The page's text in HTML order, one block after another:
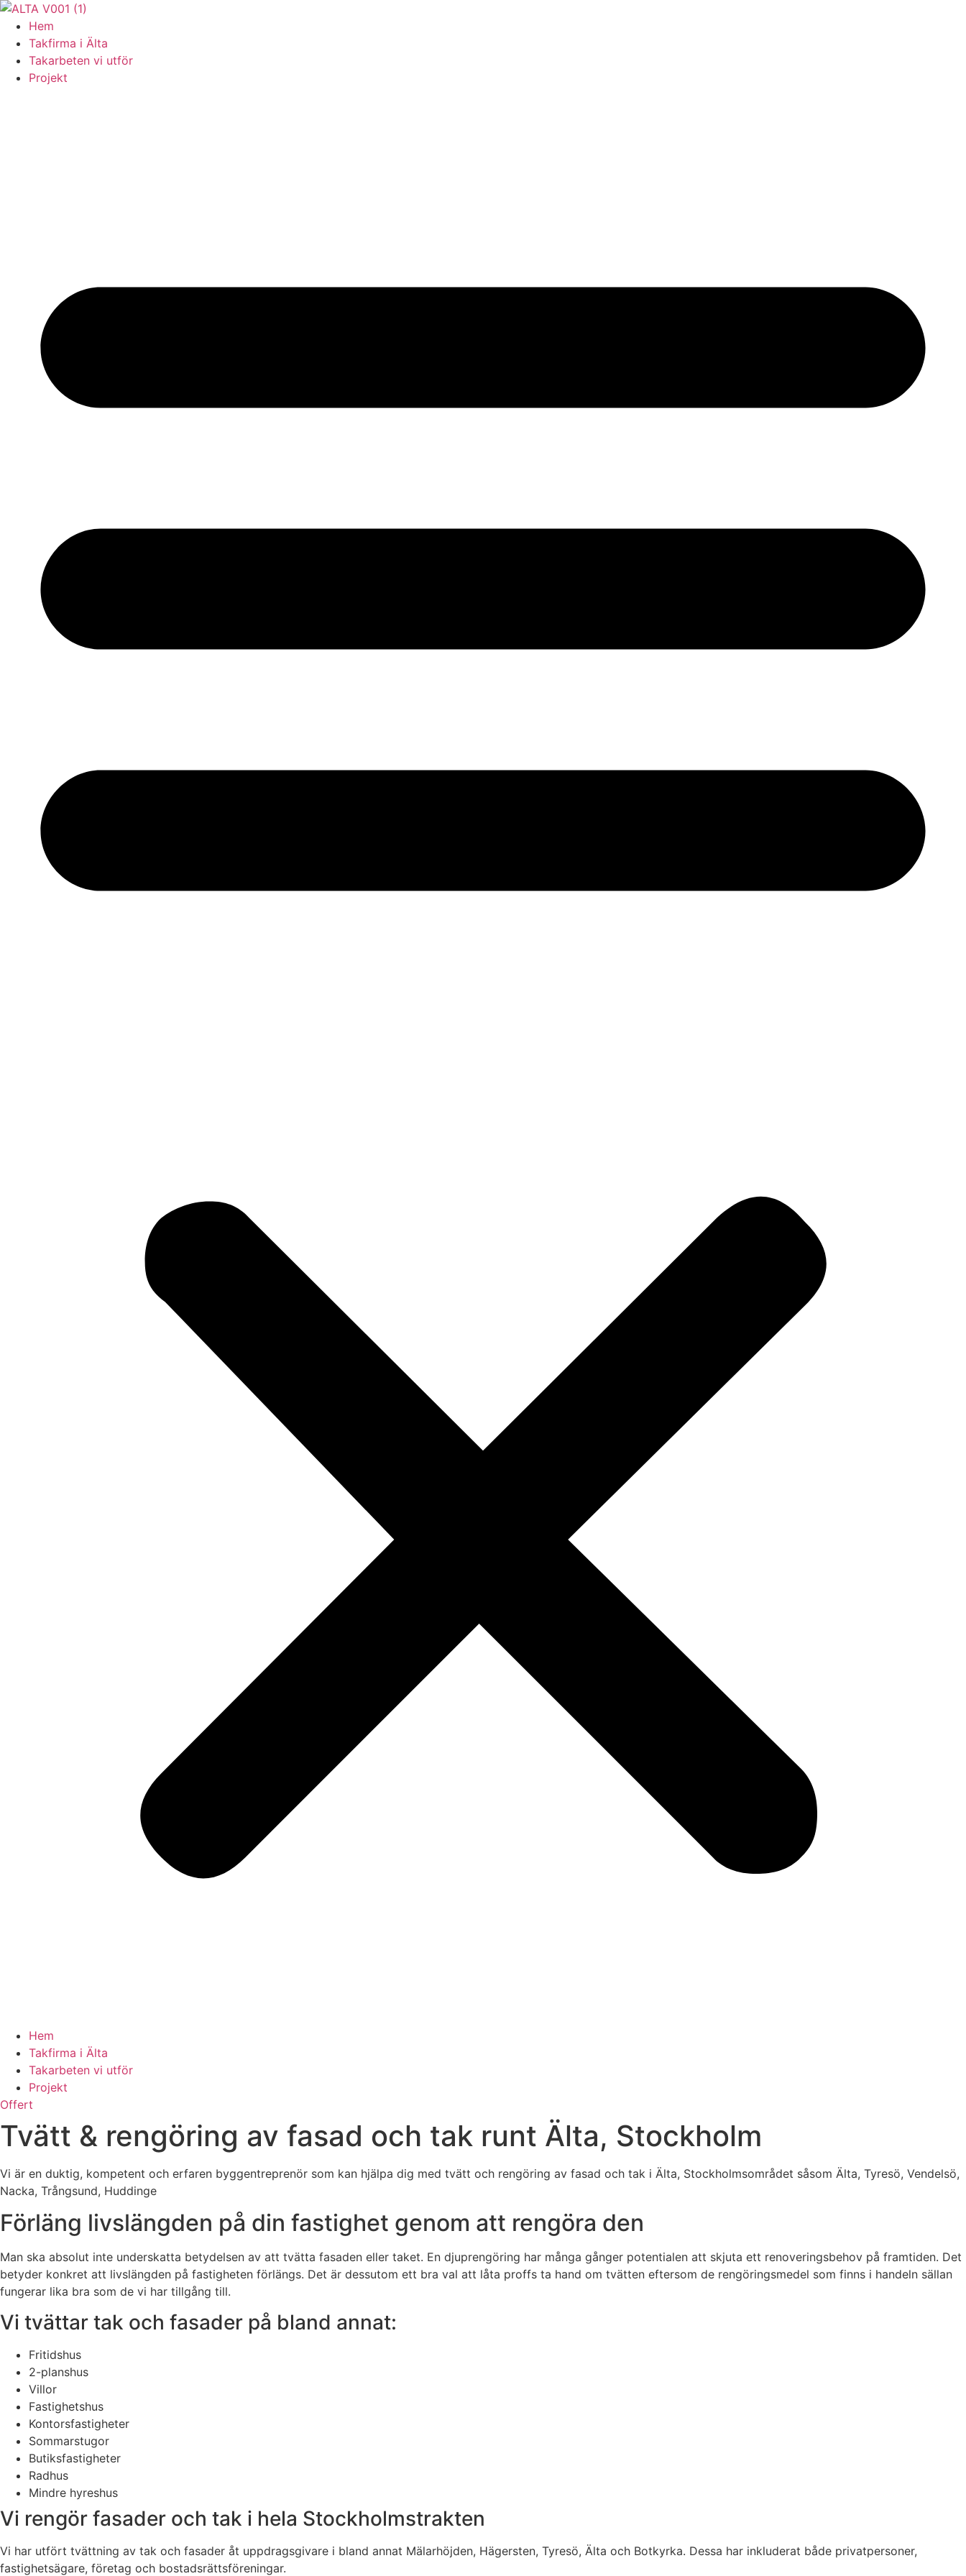
Skip
content
Hem
Takfirma i Älta
Takarbeten vi utför
Projekt
Hem
Takfirma i Älta
Takarbeten vi utför
Projekt
Offert
Tvätt & rengöring av fasad och tak runt Älta, Stockholm
Vi är en duktig, kompetent och erfaren byggentreprenör som kan hjälpa dig med tvätt och rengöring av fasad och tak i Älta, Stockholmsområdet såsom Älta, Tyresö, Vendelsö,
Nacka, Trångsund, Huddinge
Förläng livslängden på din fastighet genom att rengöra den
Man ska absolut inte underskatta betydelsen av att tvätta fasaden eller taket. En djuprengöring har många gånger potentialen att skjuta ett renoveringsbehov på framtiden. Det
betyder konkret att livslängden på fastigheten förlängs. Det är dessutom ett bra val att låta proffs ta hand om tvätten eftersom de rengöringsmedel som finns i handeln sällan
fungerar lika bra som de vi har tillgång till.
Vi tvättar tak och fasader på bland annat:
Fritidshus
2-planshus
Villor
Fastighetshus
Kontorsfastigheter
Sommarstugor
Butiksfastigheter
Radhus
Mindre hyreshus
Vi rengör fasader och tak i hela Stockholmstrakten
Vi har utfört tvättning av tak och fasader åt uppdragsgivare i bland annat Mälarhöjden, Hägersten, Tyresö, Älta och Botkyrka. Dessa har inkluderat både privatpersoner,
fastighetsägare, företag och bostadsrättsföreningar.